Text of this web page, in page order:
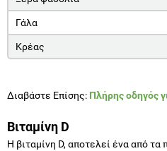
Γάλα
Κρέας
Διαβάστε Επίσης: Πλήρης οδηγός
Βιταμίνη D
Η βιταμίνη D, αποτελεί ένα από